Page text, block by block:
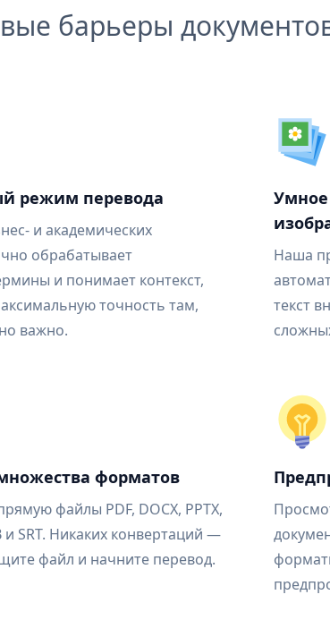
барьеры
режим перевода
и академических
обрабатывает
и понимает контекст,
точность там,
важно.
Умное
Наша
текст
форматов
файлы PDF, DOCX, PPTX,
и SRT. Никаких конвертаций —
файл и начните перевод.